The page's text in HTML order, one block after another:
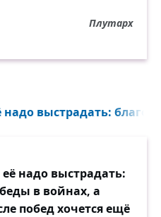
Плутарх
надо выстрадать:
надо выстрадать:
в войнах, а
побед хочется ещё